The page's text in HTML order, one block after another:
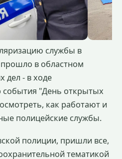
службы в
в областном
дел - в ходе
"День открытых
как работают и
полицейские службы.
полиции, пришли все,
тематикой